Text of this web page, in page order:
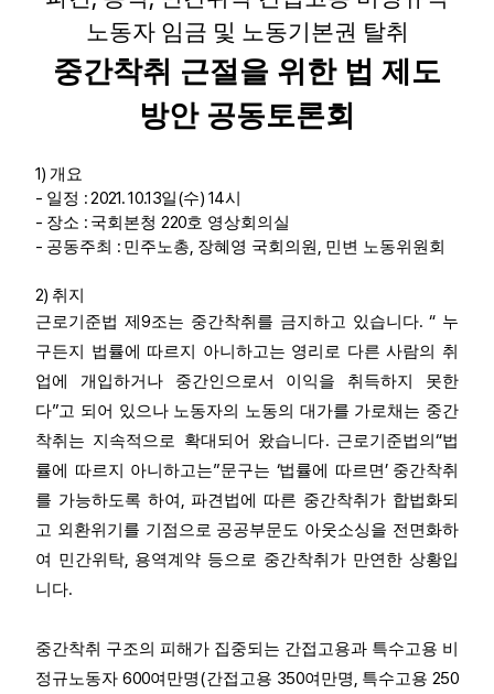
노동자 임금 및 노동기본권 탈취
중간착취 근절을 위한 법 제도
방안 공동토론회
1) 개요
- 일정 : 2021. 10.13일(수) 14시
- 장소 : 국회본청220호 영상회의실
- 공동주최 : 민주노총, 장혜영 국회의원 , 민변 노동위원회
2) 취지
근로기준법 제9조는 중간착취를 금지하고 있습니다. “ 누
구든지 법률에 따르지 아니하고는 영리로 다른 사람의 취
업에 개입하거나 중간인으로서 이익을 취득하지 못한
다”고 되어 있으나 노동자의 노동의 대가를 가로채는 중간
착취는 지속적으로 확대되어 왔습니다. 근로기준법의 “법
률에 따르지 아니하고는”문구는 ‘법률에 따르면’ 중간착취
를 가능하도록 하여 , 파견법에 따른 중간착취가 합법화되
고 외환위기를 기점으로 공공부문도 아웃소싱을 전면화하
여 민간위탁, 용역계약 등으로 중간착취가 만연한 상황입
니다.
중간착취 구조의 피해가 집중되는 간접고용과 특수고용 비
정규노동자600여만명(간접고용 350여만명, 특수고용250
부설기관